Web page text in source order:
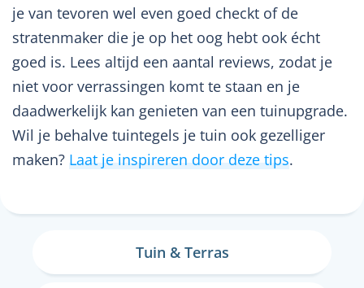
je van tevoren wel even goed checkt of de
stratenmaker die je op het oog hebt ook écht
goed is. Lees altijd een aantal reviews, zodat je
niet voor verrassingen komt te staan en je
daadwerkelijk kan genieten van een tuinupgrade.
Wil je behalve tuintegels je tuin ook gezelliger
maken? Laat je inspireren door deze tips.
Tuin & Terras